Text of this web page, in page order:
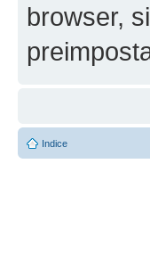
browser,
Indice